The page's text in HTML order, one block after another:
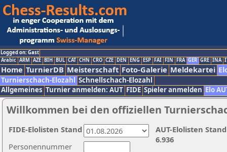
Logged on: Gast
Arabic ARM AZE BIH BUL CAT CHN CRO CZE DEN ENG ESP FAI FIN FRA GER GRE INA
Home TurnierDB Meisterschaft Foto-Galerie Meldekartei
Turnierschach-Elozahl Schnellschach-Elozahl
Allgemeines Turnier anmelden: AUT FIDE Spieler anmelden Elo
Willkommen bei den offiziellen
Personennummer
AUT-Elolisten
6.936
FIDE-Elolisten Stand